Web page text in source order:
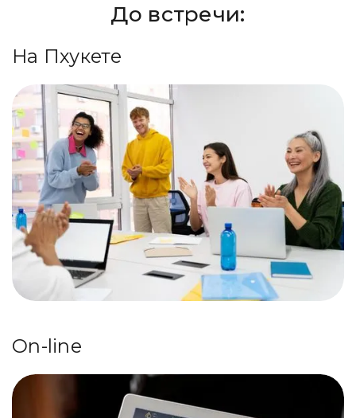
До встречи:
На Пхукете
On-line